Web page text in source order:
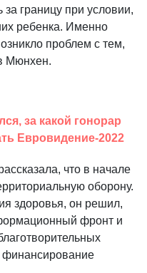
границу при условии,
ребенка. Именно
проблем с тем,
Мюнхен.
за какой гонорар
Евровидение-2022
что в начале
оборону.
здоровья, он решил,
фронт и
финансирование